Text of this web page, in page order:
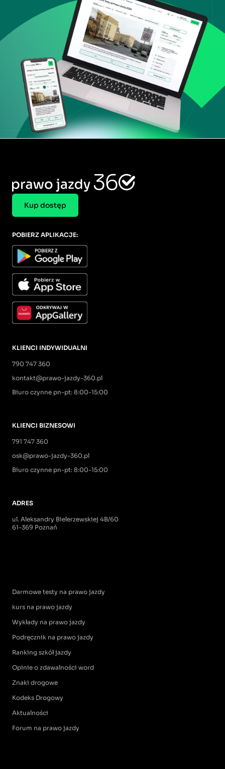
Kup dostęp
KLIENCI INDYWIDUALNI
790 747 360
kontakt@prawo-jazdy-360.pl
Biuro czynne pn-pt: 8:00-15:00
KLIENCI BIZNESOWI
791 747 360
osk@prawo-jazdy-360.pl
Biuro czynne pn-pt: 8:00-15:00
ADRES
ul. Aleksandry Bielerzewskiej 4B/60
61-369 Poznań
Darmowe testy na prawo jazdy
kurs na prawo jazdy
Wykłady na prawo jazdy
Podręcznik na prawo jazdy
Ranking szkół jazdy
Opinie o zdawalności word
Znaki drogowe
Kodeks Drogowy
Aktualności
Forum na prawo jazdy
POBIERZ APLIKACJE: